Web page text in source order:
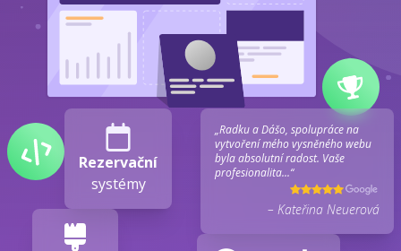
Rezervační
systémy
„Radku a Dášo, spolupráce na
vytvoření mého vysněného webu
byla absolutní radost. Vaše
profesionalita...“
– Kateřina Neuerová